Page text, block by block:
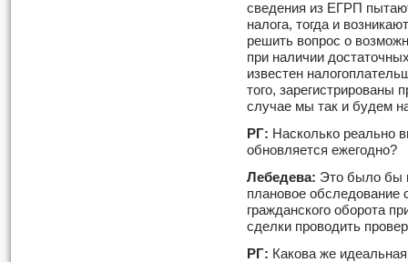
сведения из ЕГРП
налога, тогда и
решить вопрос о
при наличии
известен
того, зарегистрированы
случае мы так и будем
РГ: Насколько реально
обновляется ежегодно?
Лебедева: Это было бы
плановое обследование
гражданского оборота
сделки проводить
РГ: Какова же